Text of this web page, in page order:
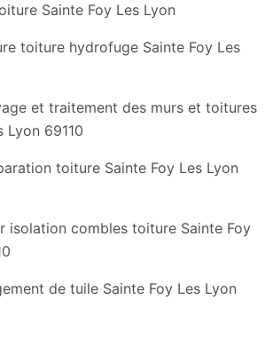
Sainte Foy Les Lyon
toiture hydrofuge Sainte Foy Les
et traitement des murs et toitures
Lyon 69110
toiture Sainte Foy Les Lyon
isolation combles toiture Sainte Foy
de tuile Sainte Foy Les Lyon